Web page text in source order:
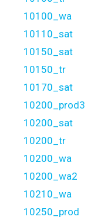
10100_wa
10110_sat
10150_sat
10150_tr
10170_sat
10200_prod3
10200_sat
10200_tr
10200_wa
10200_wa2
10210_wa
10250_prod